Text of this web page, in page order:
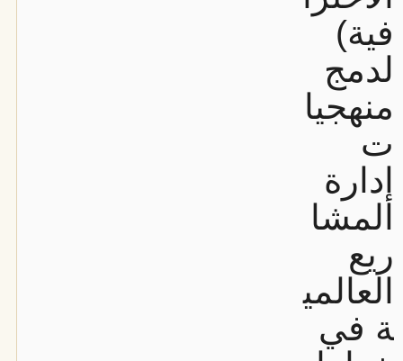
فية)
لدمج
منهجيا
ت
إدارة
المشا
ريع
العالمي
ة في